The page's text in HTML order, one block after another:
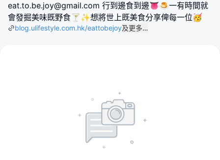
eat.to.be.joy@gmail.com 行到邊食到邊👅🍮一有時間就
會發掘美味既野食🍸✨想將世上既美食分享俾每一位🥳
blog.ulifestyle.com.hk/eattobejoy及更多…